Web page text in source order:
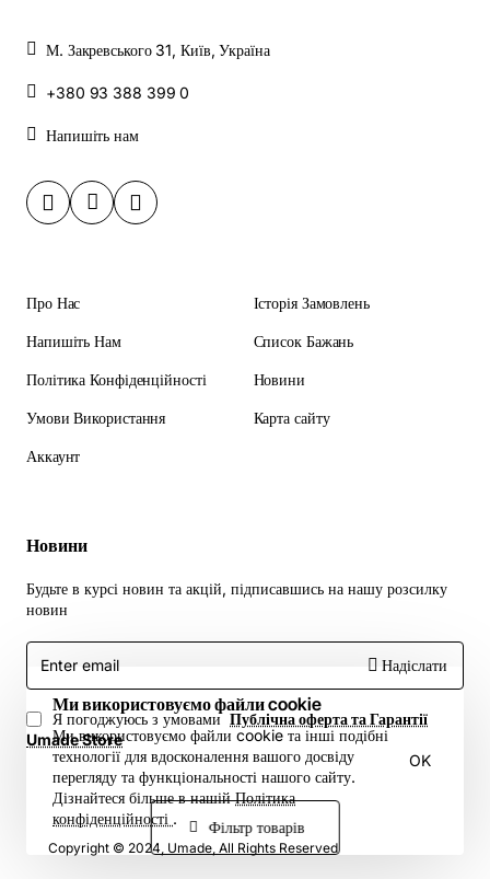
Ми використовуємо файли cookie
Ми використовуємо файли cookie та інші подібні
технології для вдосконалення вашого досвіду
перегляду та функціональності нашого сайту.
Дізнайтеся більше в нашійПолітика
конфіденційності .
OK
М. Закревського 31, Київ, Україна
+380 93 388 399 0
Напишіть нам
Про Нас
Напишіть Нам
Політика Конфіденційності
Умови Використання
Аккаунт
Історія Замовлень
Список Бажань
Новини
Карта сайту
Новини
Будьте в курсі новин та акцій, підписавшись на нашу розсилку
новин
Enter
email
Надіслати
Я погоджуюсь з умовами Публічна оферта та Гарантії
Umade Store
Copyright © 2024, Umade, All Rights Reserved
Фільтр товарів